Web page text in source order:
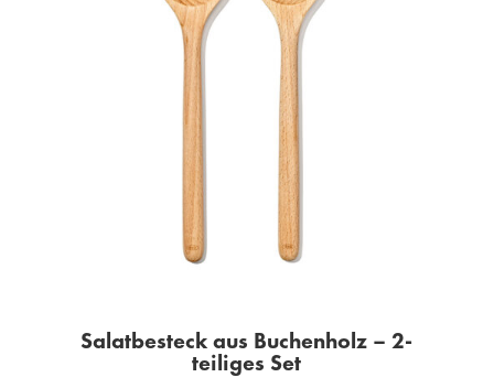
Salatbesteck aus Buchenholz – 2-
teiliges Set